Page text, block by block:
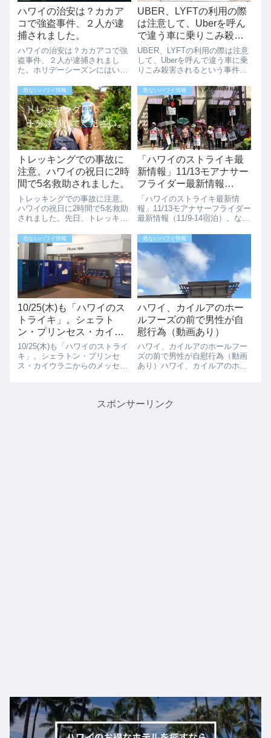
ハワイの治安は？カカア
コで強盗事件、２人が逮
捕されました。
ハワイの治安は？カカアコで強
盗事件、２人が逮捕されまし
た。ホリデーシーズンにはいり
は犯罪が多く起きると注意喚起
がされています。先日も、拳銃
を使った強盗が４件発生したと
いうニュースが報道されていま
した。また、先日の...
UBER、LYFTの利用の際
は注意して、Uberを呼ん
で違う車に乗りこみ殺害
されるという事件が発生
しました。
UBER、LYFTの利用の際は注意
して、Uberを呼んで違う車に乗
りこみ殺害されるという事件が
が利用している、Uber、Lyftで
すがこんな事件も発生していま
す。気軽に呼べて金額もタクシ
ーよりも安いとあって、ハワ...
危ないハワイ情報
トレッキングでの事故に
注意。ハワイの祝日に2時
間で5名救助されました。
トレッキングでの事故に注意。
ハワイの祝日に2時間で5名救助
されました。先日、トレッキン
きしたが、1/15のハワイの祝日
（マーティン・ルーサー・キン
グ・ジュニアの日）にも3歳の
少女を含む5名が、4つの異なる
場所で2...
危ないハワイ情報
「ハワイのストライキ最
新情報」11/13モアナサー
フライダー最新情報
（11/9-14宿泊）。なぜか
リッツ・カールトンの前
でもストライキ ？（動画
あり）
「ハワイのストライキ最新情
報」11/13モアナサーフライダー
最新情報（11/9-14宿泊）。なぜ
ストライキ ？（動画あり）（本
日11/13のストライキの様子で
す。）モアナサーフライダーの
前はこんな感じ。モアナサー...
危ないハワイ情報
10/25(木)も「ハワイのス
トライキ」。シェラト
ン・プリンセス・カイウ
ラニからのメッセージ＆
実際に宿泊された方の体
験談
10/25(木)も「ハワイのストライ
キ」。シェラトン・プリンセ
ス・カイウラニからのメッセー
から、夜は10時近くまでストラ
危ないハワイ情報
ハワイ、カイルアのホー
ルフーズの前で男性が自
慰行為（動画あり）
ハワイ、カイルアのホールフー
ズの前で男性が自慰行為（動画
あり）ハワイ、カイルアのホー
て逃げましたが、撮影者は警察
スポンサーリンク